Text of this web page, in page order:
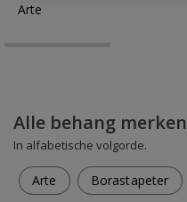
Arte
Alle behang merken
In alfabetische volgorde.
Arte Borastapeter